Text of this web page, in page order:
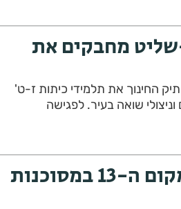
מחבקים את
החינוך את תלמידי כיתות ז-ט'
שואה בעיר. לפגישה
אור ירוק: רחובות מדורגת במקום ה-13 במסוכנות